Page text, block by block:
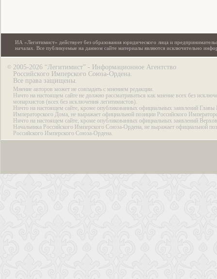
ИА «Легитимист» действует без образования юридического лица и
началах. Все публикуемые на данном сайте материалы являются исключительно
© 2005-2026 “Легитимист” - Информационное Агентство
Российского Имперского Союза-Ордена.
Все права защищены.
Мнение авторов может не совпадать с мнением редакции.
Ничто на настоящем сайте не должно рассматриваться как мнение всех без
монархистов (всех без исключения легитимистов).
Ничто на настоящем сайте, кроме опубликованных официальных заявлений Главы
Императорского Дома, не выражает официальной позиции Российского
Ничто на настоящем сайте, кроме опубликованных официальных заявлений
Начальника Российского Имперского Союза-Ордена, не выражает официальной
Российского Имперского Союза-Ордена.